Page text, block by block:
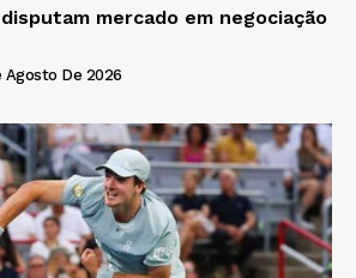
mercado em negociação
Agosto De 2026